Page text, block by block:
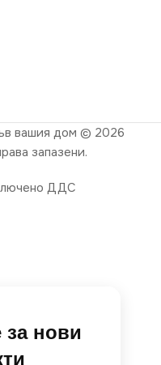
вашия дом © 2026
запазени.
ДДС
нови